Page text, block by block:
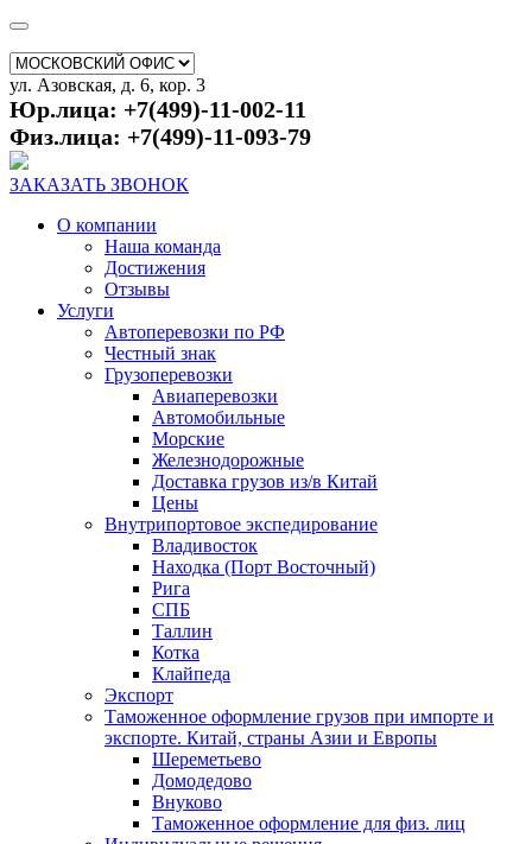
ул. Азовская, д. 6, кор. 3
Юр.лица: +7(499)-11-002-11
Физ.лица: +7(499)-11-093-79
ЗАКАЗАТЬ ЗВОНОК
О компании
Наша команда
Достижения
Отзывы
Услуги
Автоперевозки по РФ
Честный знак
Грузоперевозки
Авиаперевозки
Автомобильные
Морские
Железнодорожные
Доставка грузов из/в Китай
Цены
Внутрипортовое экспедирование
Владивосток
Находка (Порт Восточный)
Рига
СПБ
Таллин
Котка
Клайпеда
Экспорт
Таможенное оформление грузов при импорте и
экспорте. Китай, страны Азии и Европы
Шереметьево
Домодедово
Внуково
Таможенное оформление для физ. лиц